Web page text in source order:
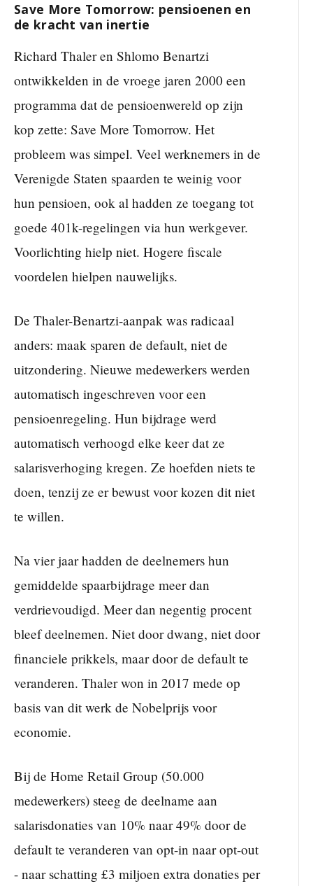
Save More Tomorrow: pensioenen en
de kracht van inertie
Richard Thaler en Shlomo Benartzi
ontwikkelden in de vroege jaren 2000 een
programma dat de pensioenwereld op zijn
kop zette: Save More Tomorrow. Het
probleem was simpel. Veel werknemers in de
Verenigde Staten spaarden te weinig voor
hun pensioen, ook al hadden ze toegang tot
goede 401k-regelingen via hun werkgever.
Voorlichting hielp niet. Hogere fiscale
voordelen hielpen nauwelijks.
De Thaler-Benartzi-aanpak was radicaal
anders: maak sparen de default, niet de
uitzondering. Nieuwe medewerkers werden
automatisch ingeschreven voor een
pensioenregeling. Hun bijdrage werd
automatisch verhoogd elke keer dat ze
salarisverhoging kregen. Ze hoefden niets te
doen, tenzij ze er bewust voor kozen dit niet
te willen.
Na vier jaar hadden de deelnemers hun
gemiddelde spaarbijdrage meer dan
verdrievoudigd. Meer dan negentig procent
bleef deelnemen. Niet door dwang, niet door
financiele prikkels, maar door de default te
veranderen. Thaler won in 2017 mede op
basis van dit werk de Nobelprijs voor
economie.
Bij de Home Retail Group (50.000
medewerkers) steeg de deelname aan
salarisdonaties van 10% naar 49% door de
default te veranderen van opt-in naar opt-out
- naar schatting £3 miljoen extra donaties per